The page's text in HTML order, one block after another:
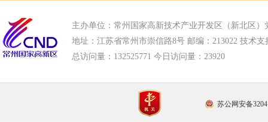
主办单位：常州国家高新技术产业开发区（新北区）
地址：江苏省常州市崇信路8号 邮编：213022 技术支
总访问量： 132525771 今日访问量： 23920
苏公网安备